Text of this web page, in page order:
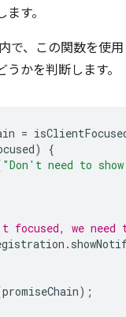
す。
で、この関数を使
かを判断します。
=
)
{
"Don't need to
we need
.
promiseChain);